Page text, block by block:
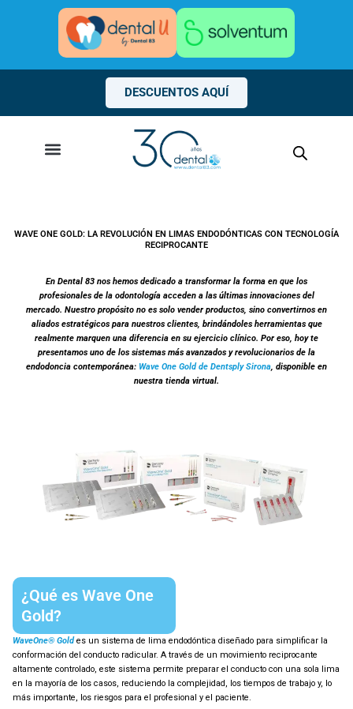
DESCUENTOS AQUÍ
WAVE ONE GOLD: LA REVOLUCIÓN EN LIMAS ENDODÓNTICAS CON TECNOLOGÍA
RECIPROCANTE
En Dental 83 nos hemos dedicado a transformar la forma en que los
profesionales de la odontología acceden a las últimas innovaciones del
mercado. Nuestro propósito no es solo vender productos, sino convertirnos en
aliados estratégicos para nuestros clientes, brindándoles herramientas que
realmente marquen una diferencia en su ejercicio clínico. Por eso, hoy te
presentamos uno de los sistemas más avanzados y revolucionarios de la
endodoncia contemporánea: Wave One Gold de Dentsply Sirona, disponible en
nuestra tienda virtual.
¿Qué es Wave One
Gold?
WaveOne® Goldes un sistema de lima endodóntica diseñado para simplificar la
conformación del conducto radicular. A través de un movimiento reciprocante
altamente controlado, este sistema permite preparar el conducto con una sola lima
en la mayoría de los casos, reduciendo la complejidad, los tiempos de trabajo y, lo
más importante, los riesgos para el profesional y el paciente.